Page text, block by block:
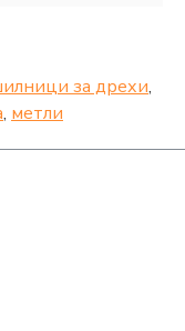
за дрехи,
, метли